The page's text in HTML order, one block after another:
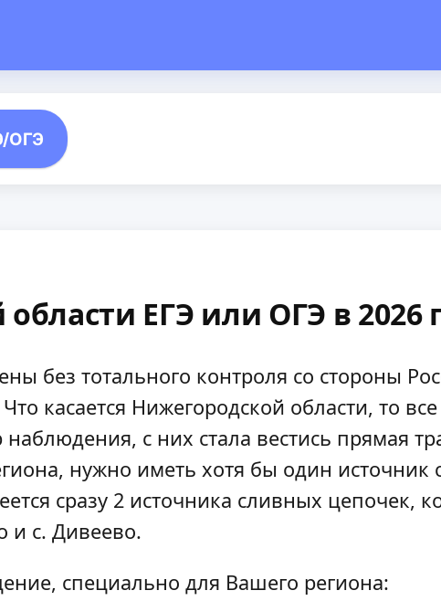
ОГЭ
ЕГЭ или ОГЭ в 2026
без тотального контроля со стороны
касается Нижегородской области, то
с них стала вестись прямая
нужно иметь хотя бы один
сразу 2 источника сливных цепочек,
и с. Дивеево.
специально для Вашего региона: